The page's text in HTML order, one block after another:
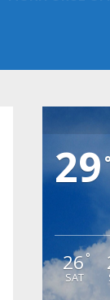
29°
26 °
SAT